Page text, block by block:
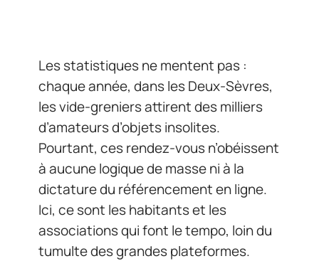
Les statistiques ne mentent pas :
chaque année, dans les Deux-Sèvres,
les vide-greniers attirent des milliers
d’amateurs d’objets insolites.
Pourtant, ces rendez-vous n’obéissent
à aucune logique de masse ni à la
dictature du référencement en ligne.
Ici, ce sont les habitants et les
associations qui font le tempo, loin du
tumulte des grandes plateformes.